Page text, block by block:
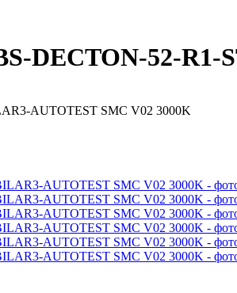
DECTON-52-
AUTOTEST SMC V02 3000K